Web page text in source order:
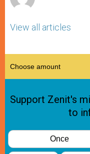
View all articles